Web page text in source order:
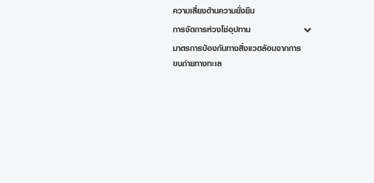
ความเสี่ยงด้านความยั่งยืน
การจัดการห่วงโซ่อุปทาน
มาตรการป้องกันทางสิ่งแวดล้อมจากการ
ขนถ่ายทางทะเล